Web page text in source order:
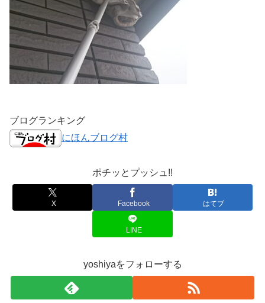
ブログランキング
にほんブログ村
ポチッとプッシュ!!
X Facebook はてブ
LINE
yoshiyaをフォローする